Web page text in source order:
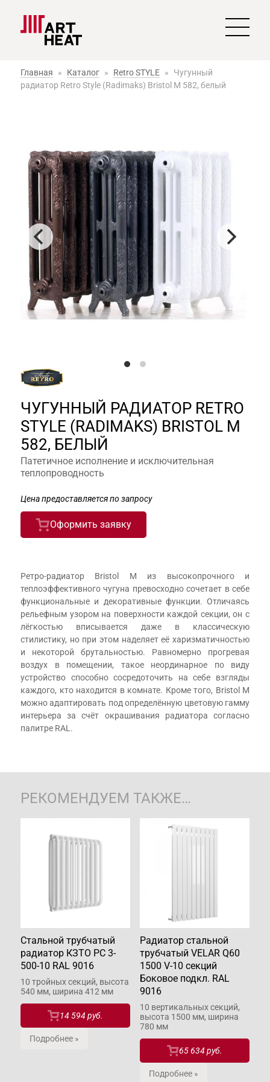
Главная » Каталог » Retro STYLE »
Чугунный
радиатор Retro Style (Radimaks) Bristol М 582, белый
ЧУГУННЫЙ РАДИАТОР RETRO
STYLE (RADIMAKS) BRISTOL М
582, БЕЛЫЙ
Патетичное исполнение и исключительная
теплопроводность
Цена предоставляется по запросу
Оформить заявку
Ретро-радиатор Bristol М из высокопрочного и
теплоэффективного чугуна превосходно сочетает в себе
функциональные и декоративные функции. Отличаясь
рельефным узором на поверхности каждой секции, он с
лёгкостью вписывается даже в классическую
стилистику, но при этом наделяет её харизматичностью
и некоторой брутальностью. Равномерно прогревая
воздух в помещении, такое неординарное по виду
устройство способно сосредоточить на себе взгляды
каждого, кто находится в комнате. Кроме того, Bristol М
можно адаптировать под определённую цветовую гамму
интерьера за счёт окрашивания радиатора согласно
палитре RAL.
РЕКОМЕНДУЕМ ТАКЖЕ…
Стальной трубчатый
радиатор КЗТО РС 3-
500-10 RAL 9016
10 тройных секций, высота
540 мм, ширина 412 мм
14 594 руб.
Подробнее »
Радиатор стальной
трубчатый VELAR Q60
1500 V-10 секций
Боковое подкл. RAL
9016
10 вертикальных секций,
высота 1500 мм, ширина
780 мм
65 634 руб.
Подробнее »